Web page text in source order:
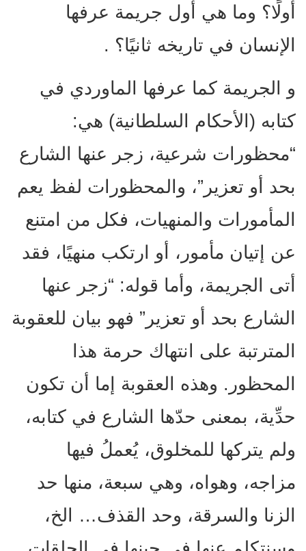
أولًا؟ وما هي أول جريمة عرفها
الإنسان في تاريخه ثانيًا؟ .
و الجريمة كما عرفها الماوردي في
كتابه (الأحكام السلطانية) هي:
“محظورات شرعية، زجر عنها الشارع
بحد أو تعزير”، والمحظورات لفظ يعم
المأمورات والمنهيات، فكل من امتنع
عن إتيان مأمور، أو ارتكب منهيًا، فقد
أتى الجريمة، وأما قوله: “زجر عنها
الشارع بحد أو تعزير” فهو بيان للعقوبة
المترتبة على انتهاك حرمة هذا
المحظور. وهذه العقوبة إما أن تكون
حدِّية، بمعنى حدّها الشارع في كتابه،
ولم يتركها للمخلوق، يُعملُ فيها
مزاجه، وهواه، وهي سبعة، منها حد
الزنا والسرقة، وحد القذف… الخ،